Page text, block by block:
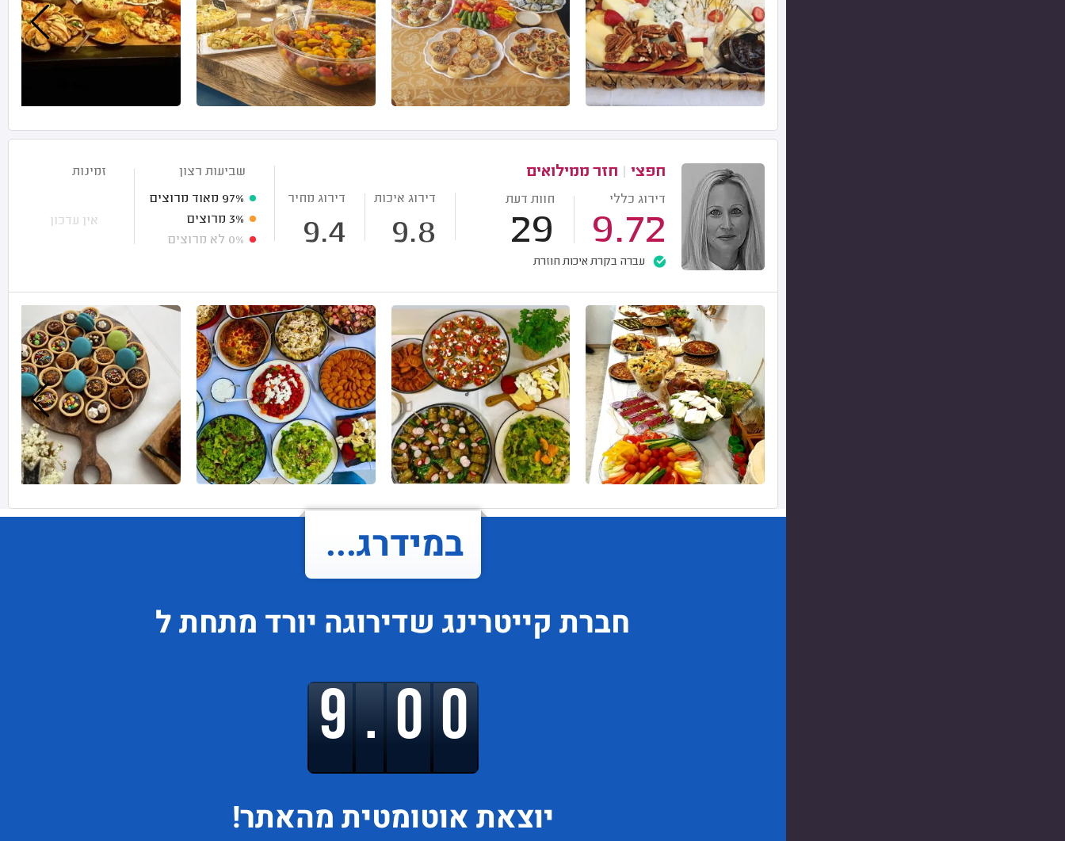
חפצי חזר ממילואים
דירוג כללי
9.72
חוות דעת
29
דירוג איכות
9.8
דירוג מחיר
9.4
עברה בקרת איכות חוזרת
שביעות רצון
97% מאוד מרוצים
3% מרוצים
0% לא מרוצים
זמינות
אין עדכון
במידרג...
חברת קייטרינג שדירוגה יורד מתחת ל
9.00
יוצאתאוטומטית מהאתר!